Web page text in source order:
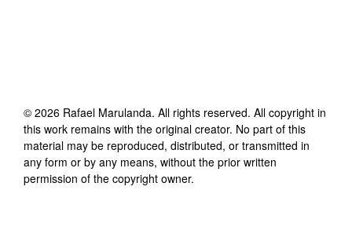
© 2026 Rafael Marulanda. All rights reserved. All copyright in
this work remains with the original creator. No part of this
material may be reproduced, distributed, or transmitted in
any form or by any means, without the prior written
permission of the copyright owner.